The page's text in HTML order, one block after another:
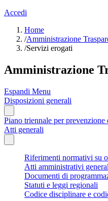
Accedi
Home
/Amministrazione
/Servizi erogati
Amministrazione
Espandi Menu
Disposizioni generali
Piano triennale per prevenzione
Atti generali
Riferimenti normativi su
Atti amministrativi
Documenti di
Statuti e leggi regionali
Codice disciplinare e